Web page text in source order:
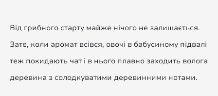
Від грибного старту майже нічого не залишається.
Зате, коли аромат всівся, овочі в бабусиному підвалі
теж покидають чат і в нього плавно заходить волога
деревина з солодкуватими деревинними нотами.